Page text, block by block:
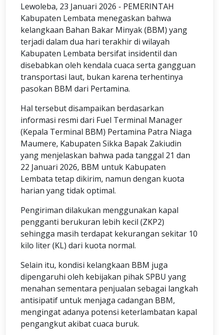
Lewoleba, 23 Januari 2026 - PEMERINTAH
Kabupaten Lembata menegaskan bahwa
kelangkaan Bahan Bakar Minyak (BBM) yang
terjadi dalam dua hari terakhir di wilayah
Kabupaten Lembata bersifat insidentil dan
disebabkan oleh kendala cuaca serta gangguan
transportasi laut, bukan karena terhentinya
pasokan BBM dari Pertamina.
Hal tersebut disampaikan berdasarkan
informasi resmi dari Fuel Terminal Manager
(Kepala Terminal BBM) Pertamina Patra Niaga
Maumere, Kabupaten Sikka Bapak Zakiudin
yang menjelaskan bahwa pada tanggal 21 dan
22 Januari 2026, BBM untuk Kabupaten
Lembata tetap dikirim, namun dengan kuota
harian yang tidak optimal.
Pengiriman dilakukan menggunakan kapal
pengganti berukuran lebih kecil (ZKP2)
sehingga masih terdapat kekurangan sekitar 10
kilo liter (KL) dari kuota normal.
Selain itu, kondisi kelangkaan BBM juga
dipengaruhi oleh kebijakan pihak SPBU yang
menahan sementara penjualan sebagai langkah
antisipatif untuk menjaga cadangan BBM,
mengingat adanya potensi keterlambatan kapal
pengangkut akibat cuaca buruk.